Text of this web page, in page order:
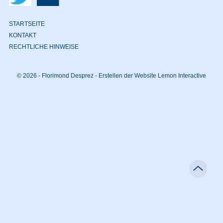
STARTSEITE
KONTAKT
RECHTLICHE HINWEISE
© 2026 - Florimond Desprez - Erstellen der Website Lemon Interactive